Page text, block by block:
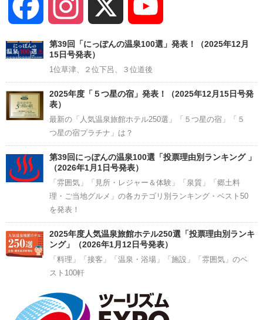
Facebook Instagram
Channel
第39回「にっぽんの温泉100選」発表！（2025年12月
15日号発表）
1位草津、２位下呂、３位道後
2025年度「５つ星の宿」発表！（2025年12月15日号発
表）
最新の「人気温泉旅館ホテル250選」「５つ星の宿」「５
つ星の宿プラチナ」は？
第39回にっぽんの温泉100選「投票理由別ランキング 」
（2026年1月1日号発表）
「雰囲気」「見所・レジャー＆体験」「泉質」「郷土料
理・ご当地グルメ」の各カテゴリ別ランキング・ベスト50
を発表！
2025年度人気温泉旅館ホテル250選「投票理由別ランキ
ング」（2026年1月12日号発表）
「料理」「接客」「温泉・浴場」「施設」「雰囲気」のベ
スト100軒